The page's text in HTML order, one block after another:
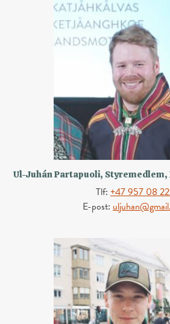
Ul-Juhán Partapuoli, Styremedlem,
Tlf: +47 957 08
E-post: